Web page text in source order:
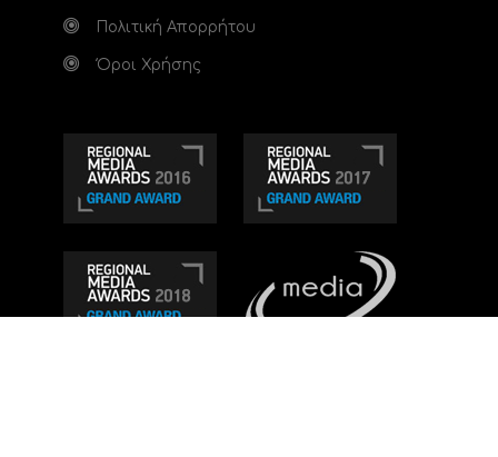
Πολιτική Απορρήτου
Όροι Χρήσης